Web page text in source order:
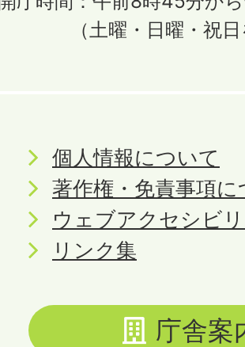
（土曜・日曜・祝
個人情報について
著作権・免責事項
ウェブアクセシビ
リンク集
庁舎案